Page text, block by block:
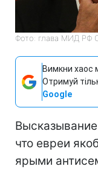
Фото: глава МИД РФ
Вимкни хаос
Отримуй
Google
что евреи
ярыми